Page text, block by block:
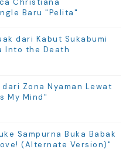
Christiana
Baru "Pelita"
dari Kabut Sukabumi
Into the Death
Zona Nyaman Lewat
My Mind"
Sampurna Buka Babak
(Alternate Version)"